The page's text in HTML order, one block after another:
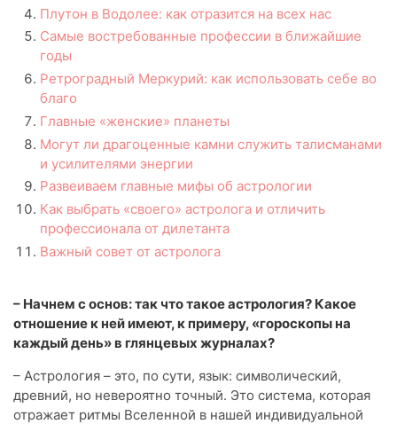
Плутон в Водолее: как отразится на всех нас
Самые востребованные профессии в ближайшие
годы
Ретроградный Меркурий: как использовать себе во
благо
Главные «женские» планеты
Могут ли драгоценные камни служить талисманами
и усилителями энергии
Развеиваем главные мифы об астрологии
Как выбрать «своего» астролога и отличить
профессионала от дилетанта
Важный совет от астролога
– Начнем с основ: так что такое астрология? Какое
отношение к ней имеют, к примеру, «гороскопы на
каждый день» в глянцевых журналах?
– Астрология – это, по сути, язык: символический,
древний, но невероятно точный. Это система, которая
отражает ритмы Вселенной в нашей индивидуальной